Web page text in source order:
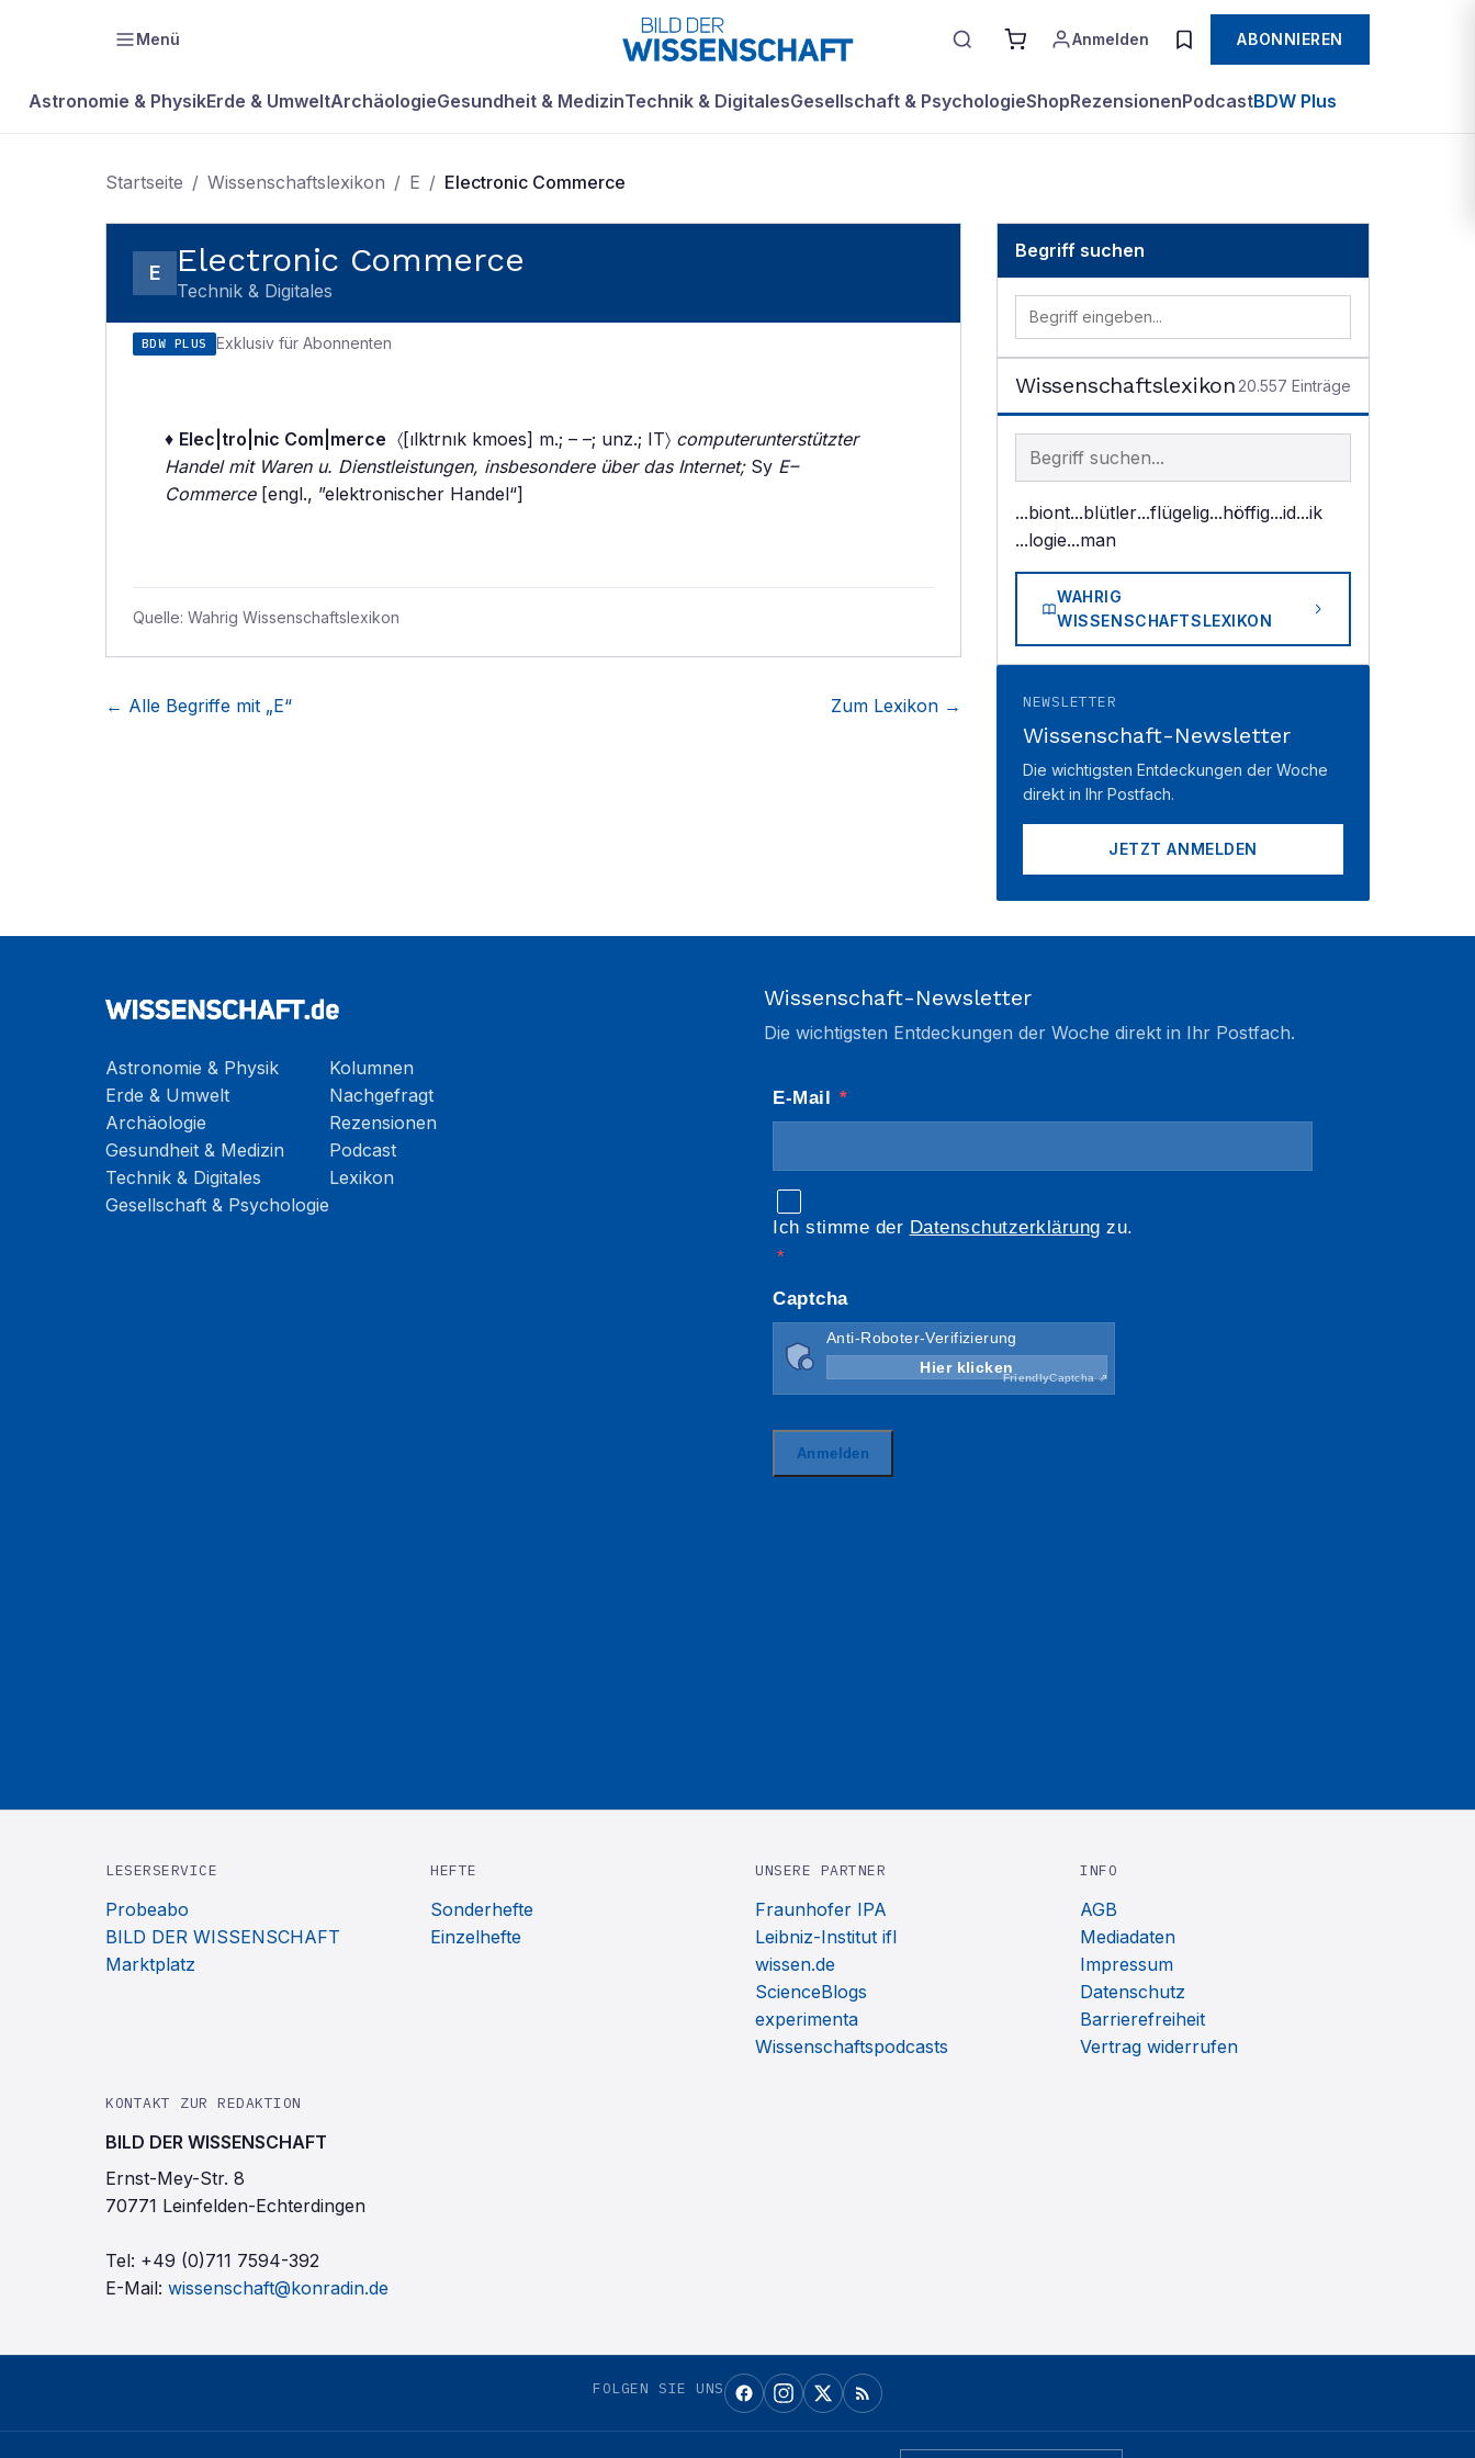
Menü Anmelden ABONNIEREN
Astronomie & PhysikErde & UmweltArchäologieGesundheit & MedizinTechnik & DigitalesGesellschaft & PsychologieShopRezensionenPodcastBDW Plus
Startseite / Wissenschaftslexikon / E / Electronic Commerce
E Electronic Commerce
Technik & Digitales
BDW PLUS Exklusiv für Abonnenten
♦ Elec|tro|nic Com|merce 〈[ılktrnık kmoes] m.; – –; unz.; IT〉 computerunterstützter
Handel mit Waren u. Dienstleistungen, insbesondere über das Internet;Sy E–
Commerce[engl., ”elektronischer Handel“]
Quelle: Wahrig Wissenschaftslexikon
← Alle Begriffe mit „E“ Zum Lexikon →
Begriff suchen
Wissenschaftslexikon 20.557 Einträge
Begriff im Lexikon suchen
...biont...blütler...flügelig...höffig...id...ik
...logie...man
WAHRIG
WISSENSCHAFTSLEXIKON
NEWSLETTER
Wissenschaft-Newsletter
Die wichtigsten Entdeckungen der Woche
direkt in Ihr Postfach.
JETZT ANMELDEN
Astronomie & Physik
Erde & Umwelt
Archäologie
Gesundheit & Medizin
Technik & Digitales
Gesellschaft & Psychologie
Kolumnen
Nachgefragt
Rezensionen
Podcast
Lexikon
Wissenschaft-Newsletter
Die wichtigsten Entdeckungen der Woche direkt in Ihr Postfach.
LESERSERVICE
Probeabo
BILD DER WISSENSCHAFT
Marktplatz
HEFTE
Sonderhefte
Einzelhefte
UNSERE PARTNER
Fraunhofer IPA
Leibniz-Institut ifl
wissen.de
ScienceBlogs
experimenta
Wissenschaftspodcasts
INFO
AGB
Mediadaten
Impressum
Datenschutz
Barrierefreiheit
Vertrag widerrufen
KONTAKT ZUR REDAKTION
BILD DER WISSENSCHAFT
Ernst-Mey-Str. 8
70771 Leinfelden-Echterdingen
Tel: +49 (0)711 7594-392
E-Mail: wissenschaft@konradin.de
FOLGEN SIE UNS